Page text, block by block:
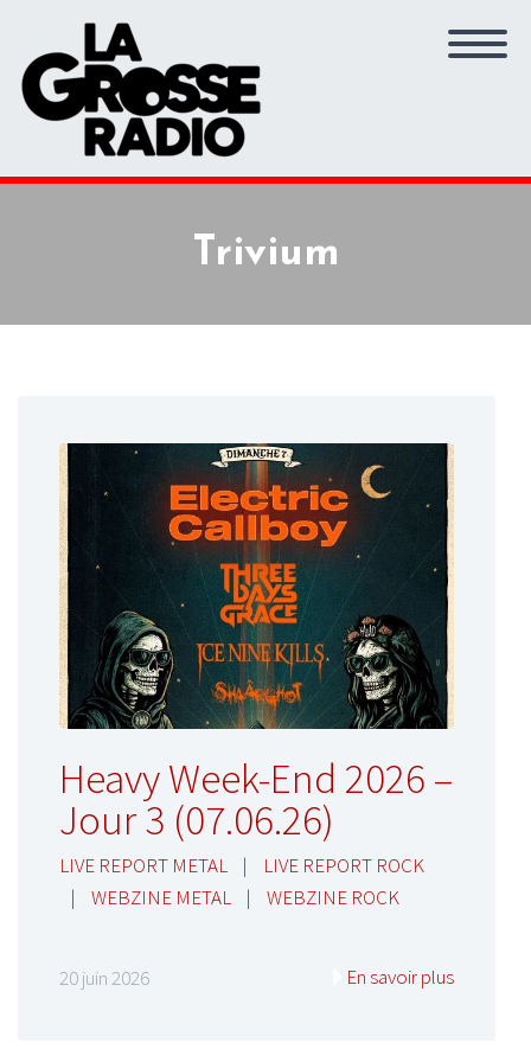
Trivium
Heavy Week-End 2026 –
Jour 3 (07.06.26)
LIVE REPORT METAL |
LIVE REPORT ROCK
|
WEBZINE METAL | WEBZINE ROCK
20 juin 2026 En savoir plus